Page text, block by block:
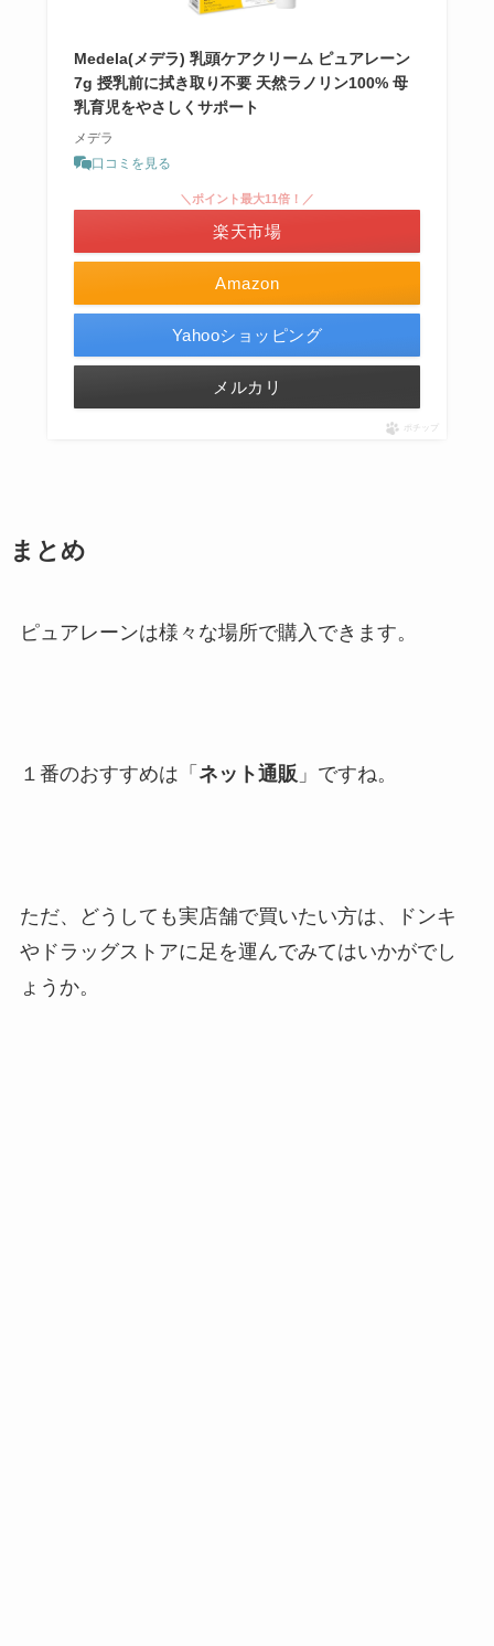
Medela(メデラ) 乳頭ケアクリーム ピュアレーン
7g 授乳前に拭き取り不要 天然ラノリン100% 母
乳育児をやさしくサポート
メデラ
口コミを見る
Amazon
＼ポイント最大11倍！／
楽天市場
Yahooショッピング
メルカリ
ポチップ
まとめ
ピュアレーンは様々な場所で購入できます。
１番のおすすめは「 ネット通販 」ですね。
ただ、どうしても実店舗で買いたい方は、ドンキ
やドラッグストアに足を運んでみてはいかがでし
ょうか。